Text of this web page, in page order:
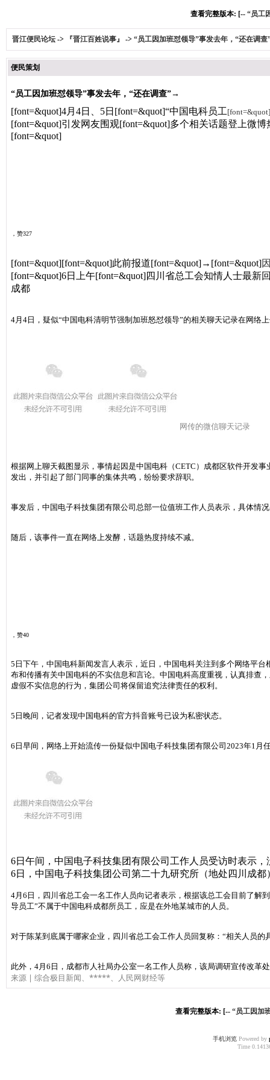
查看完整版本: [-- “员工
晋江便民论坛 -> 『晋江百姓说事』 -> “员工因加班怼领导”事发去年，“还在调
便民策划
“员工因加班怼领导”事发去年，“还在调查”→
[font=&quot]4月4日、5日 [font=&quot]“中国电科员工[font=&quot]
[font=&quot]引发网友围观[font=&quot]多个相关话题登上微博
[font=&quot]
，赞327
[font=&quot][font=&quot]此前报道[font=&quot]→ [font=&quot]
[font=&quot]6日上午[font=&quot]四川省总工会知情人士最新
成都
4月4日，疑似“中国电科清明节强制加班怒怼领导”的相关聊天记录在网络
网传的微信聊天记录
根据网上聊天截图显示，事情起因是中国电科（CETC）成都区软件开发
发出，并引起了部门同事的集体共鸣，纷纷要求辞职。
事发后，中国电子科技集团有限公司总部一位值班工作人员表示，具体情
随后，该事件一直在网络上发酵，话题热度持续不减。
，赞40
5日下午，中国电科新闻发言人表示，近日，中国电科关注到多个网络平
布和传播有关中国电科的不实信息和言论。中国电科高度重视，认真排查
虚假不实信息的行为，集团公司将保留追究法律责任的权利。
5日晚间，记者发现中国电科的官方抖音账号已设为私密状态。
6日早间，网络上开始流传一份疑似中国电子科技集团有限公司2023年1月
6日午间，中国电子科技集团有限公司工作人员受访时表示
6日，中国电子科技集团公司第二十九研究所（地处四川成
4月6日，四川省总工会一名工作人员向记者表示，根据该总工会目前了解
导员工”不属于中国电科成都所员工，应是在外地某城市的人员。
对于陈某到底属于哪家企业，四川省总工会工作人员回复称：“相关人员
此外，4月6日，成都市人社局办公室一名工作人员称，该局调研宣传改革
来源 | 综合极目新闻、*****、人民网财经等
查看完整版本: [-- “员工因加
手机浏览Powered by
Time